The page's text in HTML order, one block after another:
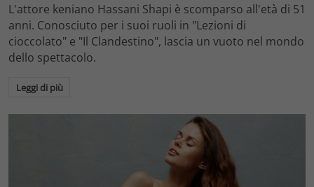
L'attore keniano Hassani Shapi è scomparso all'età di 51
anni. Conosciuto per i suoi ruoli in "Lezioni di
cioccolato" e "Il Clandestino", lascia un vuoto nel mondo
dello spettacolo.
Leggi di più